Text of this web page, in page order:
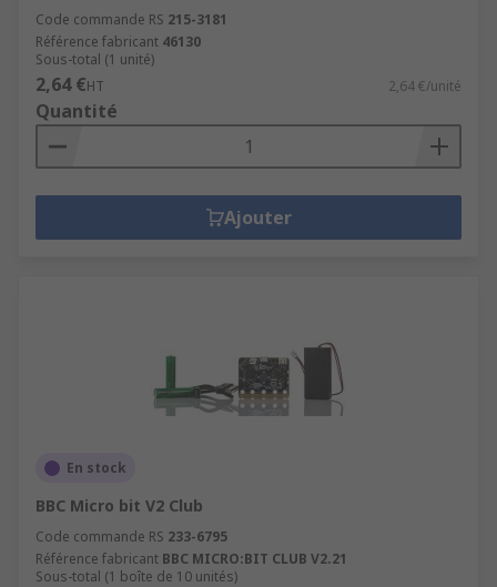
Code commande RS 215-3181
Référence fabricant 46130
Sous-total (1 unité)
2,64 €HT 2,64 €/unité
Quantité
Ajouter
En stock
BBC Micro bit V2 Club
Code commande RS 233-6795
Référence fabricant BBC MICRO:BIT CLUB V2.21
Sous-total (1 boîte de 10 unités)